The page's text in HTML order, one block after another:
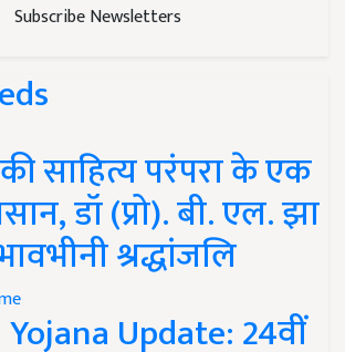
Subscribe Newsletters
साहित्य परंपरा के एक
डॉ (प्रो). बी. एल. झा
श्रद्धांजलि
Update: 24वीं